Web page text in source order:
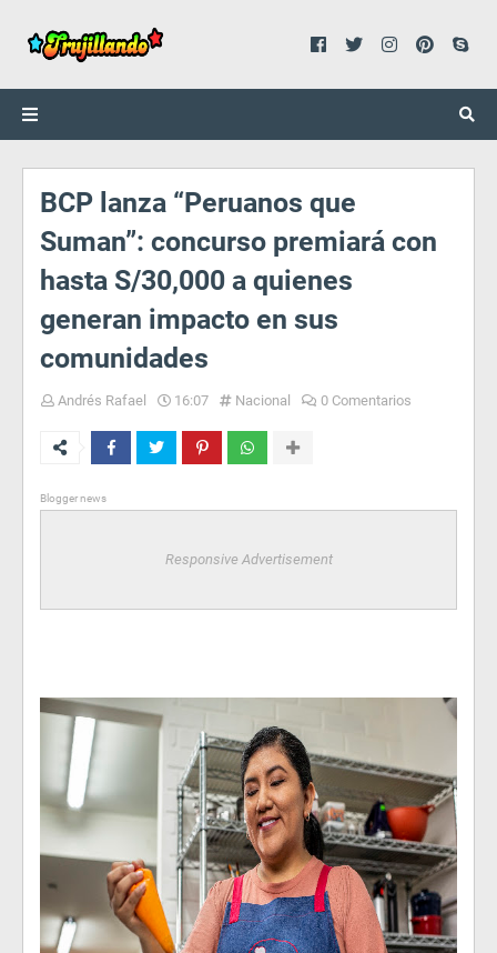
BCP lanza “Peruanos que
Suman”: concurso premiará con
hasta S/30,000 a quienes
generan impacto en sus
comunidades
Andrés Rafael 16:07 Nacional 0 Comentarios
Blogger news
Responsive Advertisement